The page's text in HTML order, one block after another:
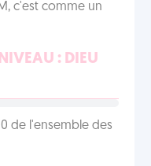
c'est comme un
: DIEU
de l'ensemble des